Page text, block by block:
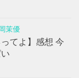
茉優
てよ】感想 今